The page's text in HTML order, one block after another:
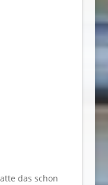
das schon